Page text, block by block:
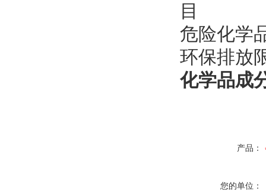
目
危险化学
环保排放
化学品成
产品：
您的单位：